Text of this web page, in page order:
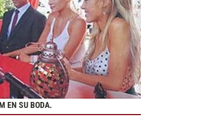
EN SU BODA.